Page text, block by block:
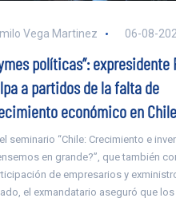
Vega Martinez 06-08-
políticas”: expresidente
a partidos de la falta de
económico en Chile
seminario “Chile: Crecimiento e
en grande?”, que también
de empresarios y
el exmandatario aseguró que